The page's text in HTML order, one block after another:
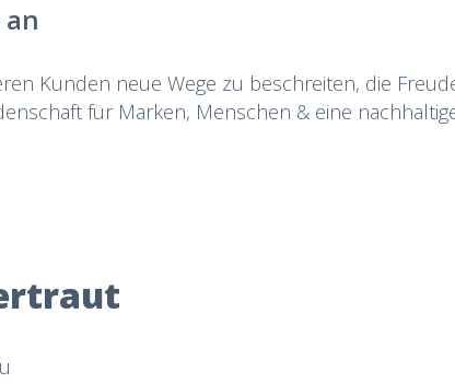
Kunden neue Wege zu beschreiten, die
für Marken, Menschen & eine